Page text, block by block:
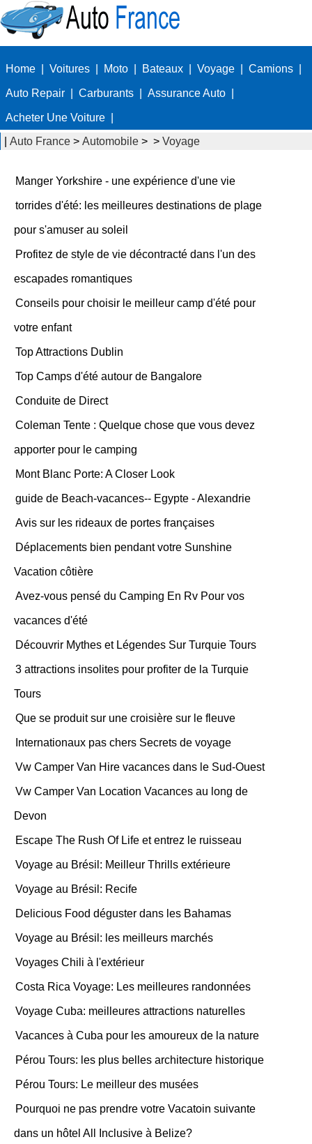
Home Voitures Moto Bateaux Voyage Camions
Auto Repair Carburants Assurance Auto
Acheter Une Voiture
Auto France > Automobile > > Voyage
Manger Yorkshire - une expérience d'une vie
torrides d'été: les meilleures destinations de plage
pour s'amuser au soleil
Profitez de style de vie décontracté dans l'un des
escapades romantiques
Conseils pour choisir le meilleur camp d'été pour
votre enfant
Top Attractions Dublin
Top Camps d'été autour de Bangalore
Conduite de Direct
Coleman Tente : Quelque chose que vous devez
apporter pour le camping
Mont Blanc Porte: A Closer Look
guide de Beach-vacances-- Egypte - Alexandrie
Avis sur les rideaux de portes françaises
Déplacements bien pendant votre Sunshine
Vacation côtière
Avez-vous pensé du Camping En Rv Pour vos
vacances d'été
Découvrir Mythes et Légendes Sur Turquie Tours
3 attractions insolites pour profiter de la Turquie
Tours
Que se produit sur une croisière sur le fleuve
Internationaux pas chers Secrets de voyage
Vw Camper Van Hire vacances dans le Sud-Ouest
Vw Camper Van Location Vacances au long de
Devon
Escape The Rush Of Life et entrez le ruisseau
Voyage au Brésil: Meilleur Thrills extérieure
Voyage au Brésil: Recife
Delicious Food déguster dans les Bahamas
Voyage au Brésil: les meilleurs marchés
Voyages Chili à l'extérieur
Costa Rica Voyage: Les meilleures randonnées
Voyage Cuba: meilleures attractions naturelles
Vacances à Cuba pour les amoureux de la nature
Pérou Tours: les plus belles architecture historique
Pérou Tours: Le meilleur des musées
Pourquoi ne pas prendre votre Vacatoin suivante
dans un hôtel All Inclusive à Belize?